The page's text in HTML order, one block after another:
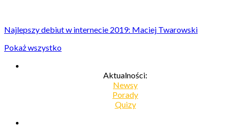
Najlepszy debiut w internecie 2019: Maciej Twarowski
Pokaż wszystko
Aktualności:
Newsy
Porady
Quizy